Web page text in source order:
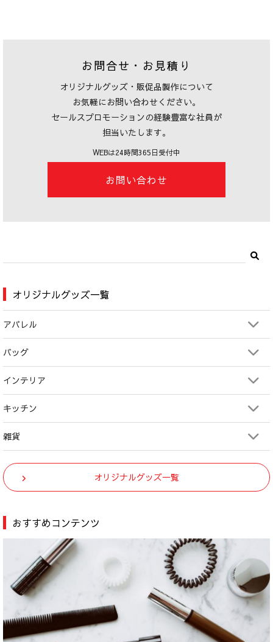
お問合せ・お見積り
オリジナルグッズ・販促品製作について
お気軽にお問い合わせください。
セールスプロモーションの経験豊富な社員が
担当いたします。
WEBは24時間365日受付中
お問い合わせ
オリジナルグッズ一覧
アパレル
バッグ
インテリア
キッチン
雑貨
オリジナルグッズ一覧
おすすめコンテンツ